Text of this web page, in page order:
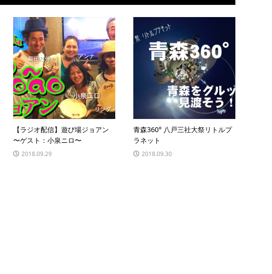
【ラジオ配信】遊び場ジョアン
〜ゲスト：小泉ニロ〜
2018.09.29
青森360° 八戸三社大祭リトルプ
ラネット
2018.09.30